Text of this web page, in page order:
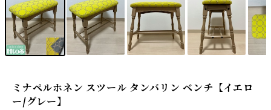
ミナペルホネン スツール タンバリン ベンチ【イエロ
ー/グレー】